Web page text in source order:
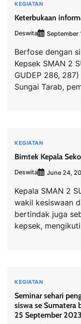
KEGIATAN
Keterbukaan
Deswita September
Berfose dengan
Kepsek SMAN 2
GUDEP 286,
Sungai Tarab,
KEGIATAN
Bimtek Kepala
Deswita June 24,
Kepala SMAN 2
wakil kesiswaan
bertindak juga
kepsek,
KEGIATAN
Seminar sehari
siswa se Sumatera
25 September 2023